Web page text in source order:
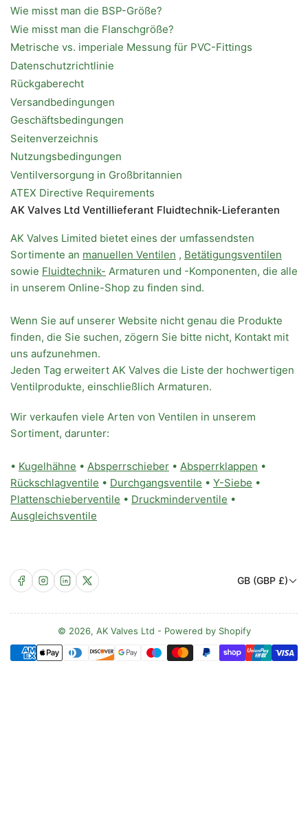
Wie misst man die BSP-Größe?
Wie misst man die Flanschgröße?
Metrische vs. imperiale Messung für PVC-Fittings
Datenschutzrichtlinie
Rückgaberecht
Versandbedingungen
Geschäftsbedingungen
Seitenverzeichnis
Nutzungsbedingungen
Ventilversorgung in Großbritannien
ATEX Directive Requirements
AK Valves Ltd Ventillieferant Fluidtechnik-Lieferanten
AK Valves Limited bietet eines der umfassendsten
Sortimente an manuellen Ventilen , Betätigungsventilen
sowie Fluidtechnik- Armaturen und -Komponenten, die alle
in unserem Online-Shop zu finden sind.
Wenn Sie auf unserer Website nicht genau die Produkte
finden, die Sie suchen, zögern Sie bitte nicht, Kontakt mit
uns aufzunehmen.
Jeden Tag erweitert AK Valves die Liste der hochwertigen
Ventilprodukte, einschließlich Armaturen.
Wir verkaufen viele Arten von Ventilen in unserem
Sortiment, darunter:
• Kugelhähne • Absperrschieber • Absperrklappen •
Rückschlagventile • Durchgangsventile • Y-Siebe •
Plattenschieberventile • Druckminderventile •
Ausgleichsventile
Facebook
Instagram
LinkedIn
X
L
n
d
/
R
GB (GBP £)
© 2026, AK Valves Ltd - Powered by Shopify
Zahlungsmethoden